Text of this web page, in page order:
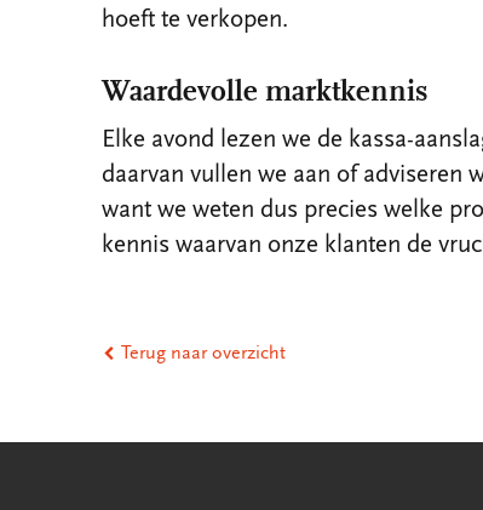
hoeft te verkopen.
Waardevolle marktkennis
Elke avond lezen we de kassa-
daarvan vullen we aan of adviseren
want we weten dus precies welke
kennis waarvan onze klanten de
Terug naar overzicht